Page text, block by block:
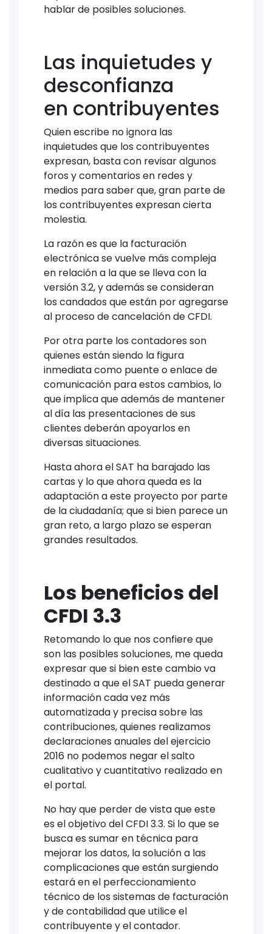
hablar de posibles soluciones.
Las inquietudes y
desconfianza
en contribuyentes
Quien escribe no ignora las
inquietudes que los contribuyentes
expresan, basta con revisar algunos
foros y comentarios en redes y
medios para saber que, gran parte de
los contribuyentes expresan cierta
molestia.
La razón es que la facturación
electrónica se vuelve más compleja
en relación a la que se lleva con la
versión 3.2, y además se consideran
los candados que están por agregarse
al proceso de cancelación de CFDI.
Por otra parte los contadores son
quienes están siendo la figura
inmediata como puente o enlace de
comunicación para estos cambios, lo
que implica que además de mantener
al día las presentaciones de sus
clientes deberán apoyarlos en
diversas situaciones.
Hasta ahora el SAT ha barajado las
cartas y lo que ahora queda es la
adaptación a este proyecto por parte
de la ciudadanía; que si bien parece un
gran reto, a largo plazo se esperan
grandes resultados.
Los beneficios del
CFDI 3.3
Retomando lo que nos confiere que
son las posibles soluciones, me queda
expresar que si bien este cambio va
destinado a que el SAT pueda generar
información cada vez más
automatizada y precisa sobre las
contribuciones, quienes realizamos
declaraciones anuales del ejercicio
2016 no podemos negar el salto
cualitativo y cuantitativo realizado en
el portal.
No hay que perder de vista que este
es el objetivo del CFDI 3.3. Si lo que se
busca es sumar en técnica para
mejorar los datos, la solución a las
complicaciones que están surgiendo
estará en el perfeccionamiento
técnico de los sistemas de facturación
y de contabilidad que utilice el
contribuyente y el contador.